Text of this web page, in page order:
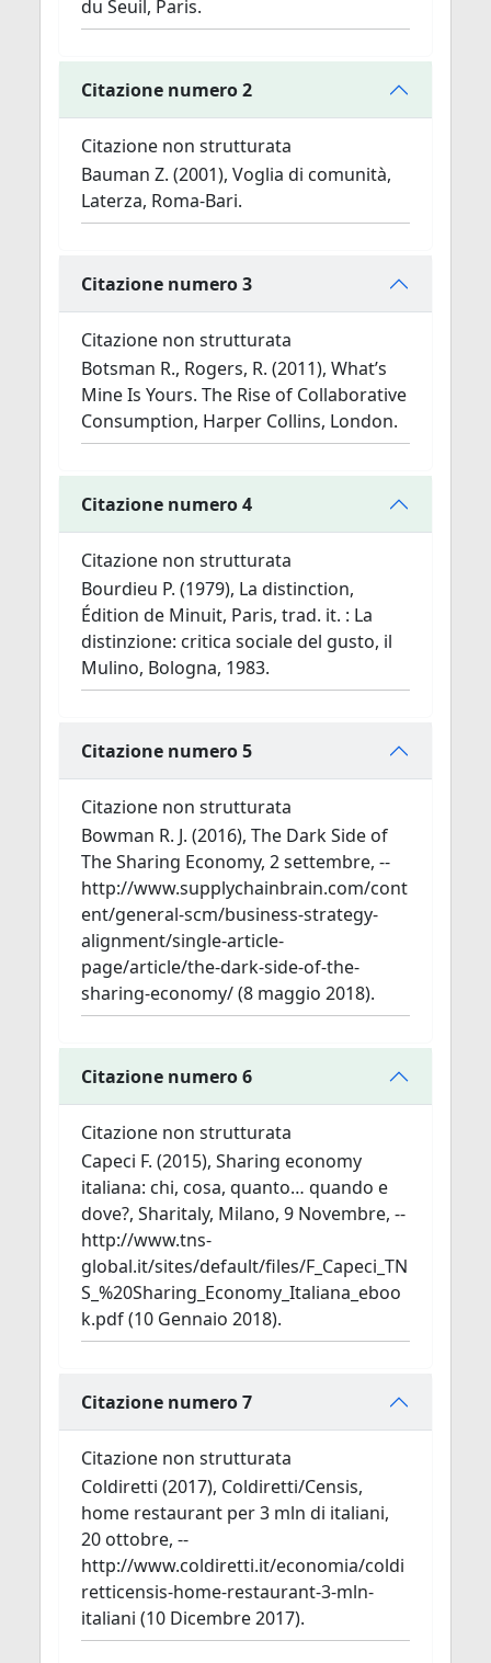
du Seuil, Paris.
Citazione numero 2
Citazione non strutturata
Bauman Z. (2001), Voglia di comunità,
Laterza, Roma-Bari.
Citazione numero 3
Citazione non strutturata
Botsman R., Rogers, R. (2011), What’s
Mine Is Yours. The Rise of Collaborative
Consumption, Harper Collins, London.
Citazione numero 4
Citazione non strutturata
Bourdieu P. (1979), La distinction,
Édition de Minuit, Paris, trad. it. : La
distinzione: critica sociale del gusto, il
Mulino, Bologna, 1983.
Citazione numero 5
Citazione non strutturata
Bowman R. J. (2016), The Dark Side of
The Sharing Economy, 2 settembre, --
http://www.supplychainbrain.com/cont
ent/general-scm/business-strategy-
alignment/single-article-
page/article/the-dark-side-of-the-
sharing-economy/ (8 maggio 2018).
Citazione numero 6
Citazione non strutturata
Capeci F. (2015), Sharing economy
italiana: chi, cosa, quanto… quando e
dove?, Sharitaly, Milano, 9 Novembre, --
http://www.tns-
global.it/sites/default/files/F_Capeci_TN
S_%20Sharing_Economy_Italiana_eboo
k.pdf (10 Gennaio 2018).
Citazione numero 7
Citazione non strutturata
Coldiretti (2017), Coldiretti/Censis,
home restaurant per 3 mln di italiani,
20 ottobre, --
http://www.coldiretti.it/economia/coldi
retticensis-home-restaurant-3-mln-
italiani (10 Dicembre 2017).